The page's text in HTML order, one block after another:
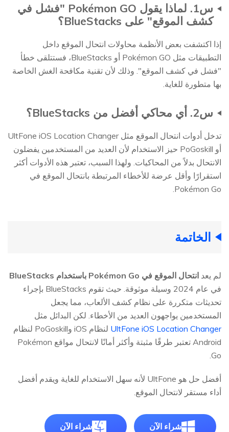
س1. لماذا يقول Pokémon GO "فشل في
كشف الموقع" على BlueStacks؟
إذا اكتشفت بعض الأنظمة محاولات انتحال الموقع داخل
التطبيقات مثل Pokémon GO أو BlueStacks، فستتلقى خطأ
"فشل في كشف الموقع". وذلك لأن تقنية مكافحة الغش الخاصة
بها متطورة للغاية.
س2. أي محاكي أفضل من BlueStacks؟
تدخل أدوات انتحال الموقع مثل UltFone iOS Location Changer
أو PoGoskill حيز الاستخدام لأن العديد من المستخدمين يفضلون
الانتحال بدلاً من المحاكيات. ولهذا السبب، تعتبر هذه الأدوات أكثر
استقرارًا وأقل عرضة للأخطاء المرتبطة بانتحال الموقع في
Pokémon Go.
الخاتمة
لم يعد انتحال الموقع في Pokémon Go باستخدام BlueStacks
في عام 2024 وسيلة موثوقة. حيث تقوم BlueStacks بإجراء
تحديثات متكررة على نظام كشف الألعاب، مما يجعل
المستخدمين يواجهون العديد من الأخطاء. لكن البدائل مثل
UltFone iOS Location Changer
لنظام iOS وPoGoskill لنظام
Android تعتبر طرقًا مثبتة وأكثر أمانًا لانتحال مواقع Pokémon
Go.
أفضل حل هو UltFone لأنه سهل الاستخدام للغاية ويقدم أفضل
أداء مستقر لانتحال الموقع.
شراء الآن شراء الآن